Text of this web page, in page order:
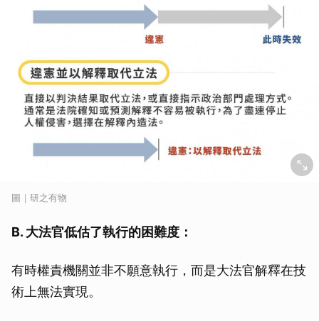
圖｜研之有物
B. 大法官低估了執行的困難度：
有時權責機關並非不願意執行，而是大法官解釋在技
術上無法實現。